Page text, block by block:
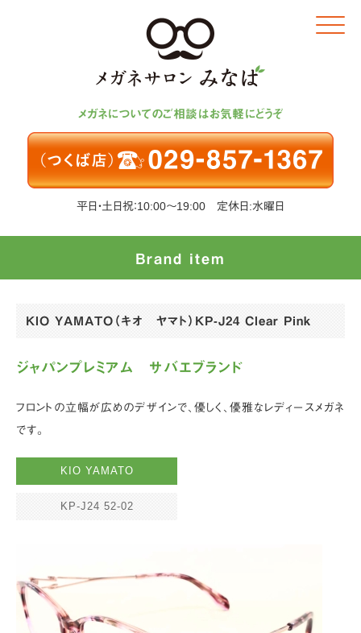
メガネについてのご相談はお気軽にどうぞ
平日・土日祝：10:00～19:00 定休日:水曜日
Click
Brand item
KIO YAMATO（キオ ヤマト）KP-J24 Clear Pink
ジャパンプレミアム サバエブランド
フロントの立幅が広めのデザインで、優しく、優雅なレディースメガネ
です。
KIO YAMATO
KP-J24 52-02